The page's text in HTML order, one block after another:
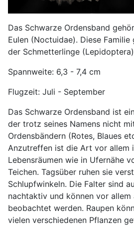
Das Schwarze Ordensband
Eulen (Noctuidae). Diese
der Schmetterlinge
Spannweite: 6,3 - 7,4 cm
Flugzeit: Juli - September
Das Schwarze Ordensband ist
der trotz seines Namens nicht
Ordensbändern (Rotes, Blaues
Anzutreffen ist die Art vor allem
Lebensräumen wie in Ufernähe
Teichen. Tagsüber ruhen sie
Schlupfwinkeln. Die Falter sind
nachtaktiv und können vor allem
beobachtet werden. Raupen
vielen verschiedenen Pflanzen